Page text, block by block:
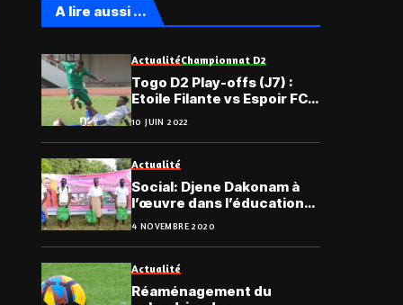
A lire aussi ...
ActualitéChampionnat D2
Togo D2 Play-offs (J7) :
Etoile Filante vs Espoir FC
en attraction, le
programme complet
10 JUIN 2022
Actualité
Social: Djene Dakonam à
l’œuvre dans l’éducation
de la jeune fille togolaise
4 NOVEMBRE 2020
Actualité
Réaménagement du